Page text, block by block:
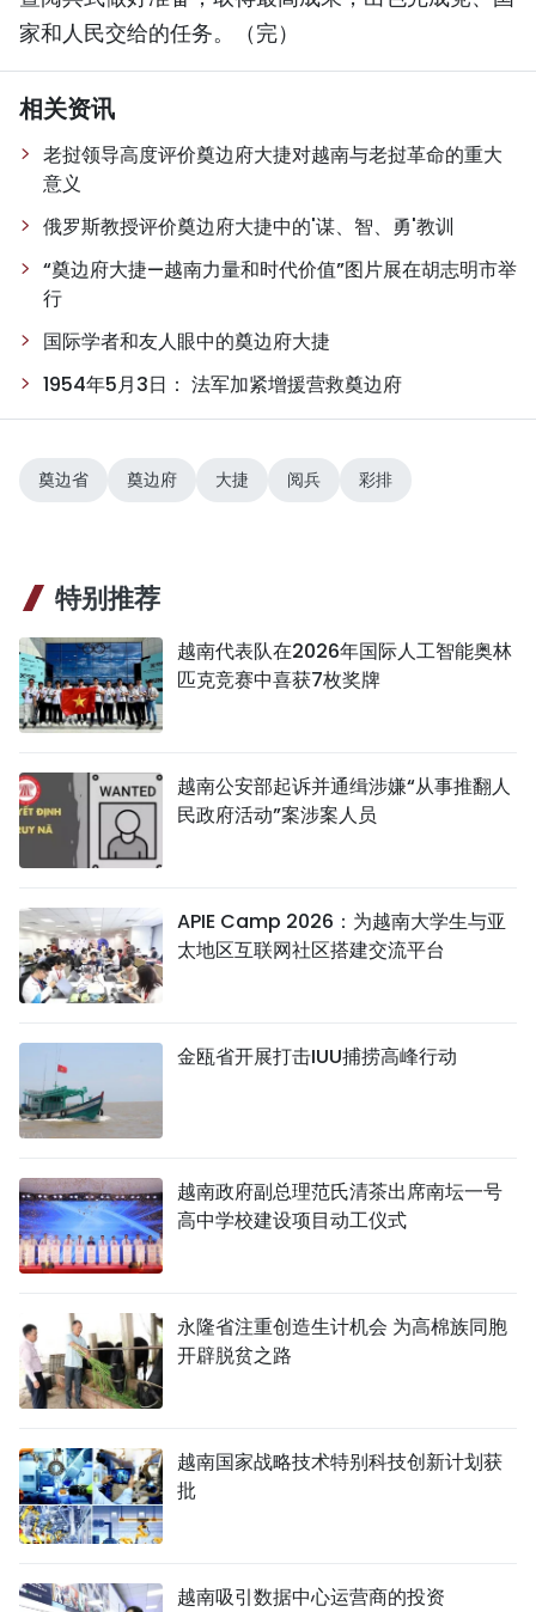
家和人民交给的任务。（完）
相关资讯
老挝领导高度评价奠边府大捷对越南与老挝革命的重大
意义
俄罗斯教授评价奠边府大捷中的'谋、智、勇'教训
“奠边府大捷—越南力量和时代价值”图片展在胡志明市举
行
国际学者和友人眼中的奠边府大捷
1954年5月3日： 法军加紧增援营救奠边府
奠边省 奠边府 大捷 阅兵 彩排
特别推荐
越南代表队在2026年国际人工智能奥林
匹克竞赛中喜获7枚奖牌
越南公安部起诉并通缉涉嫌“从事推翻人
民政府活动”案涉案人员
APIE Camp 2026：为越南大学生与亚
太地区互联网社区搭建交流平台
金瓯省开展打击IUU捕捞高峰行动
越南政府副总理范氏清茶出席南坛一号
高中学校建设项目动工仪式
永隆省注重创造生计机会 为高棉族同胞
开辟脱贫之路
越南国家战略技术特别科技创新计划获
批
越南吸引数据中心运营商的投资